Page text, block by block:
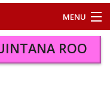
MENU
ROO